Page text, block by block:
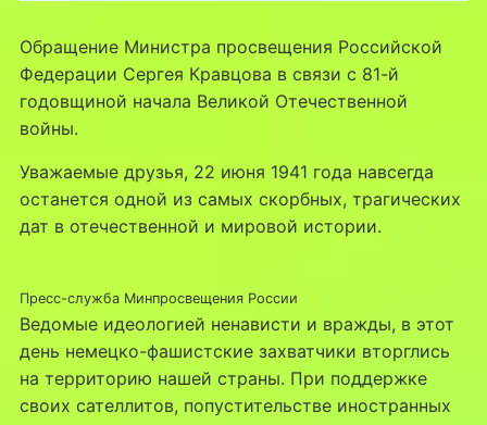
Обращение Министра просвещения Российской
Федерации Сергея Кравцова в связи с 81-й
годовщиной начала Великой Отечественной
войны.
Уважаемые друзья, 22 июня 1941 года навсегда
останется одной из самых скорбных, трагических
дат в отечественной и мировой истории.
Пресс-служба Минпросвещения России
Ведомые идеологией ненависти и вражды, в этот
день немецко-фашистские захватчики вторглись
на территорию нашей страны. При поддержке
своих сателлитов, попустительстве иностранных